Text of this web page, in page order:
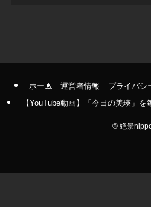
ホーム 運営者情報 プライバシ
【YouTube動画】「今日の美瑛」
©絶景